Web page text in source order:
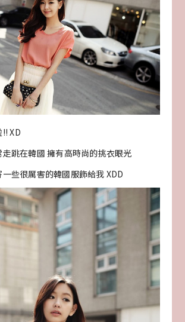
XD
跳在韓國 擁有高時尚的挑衣眼光
些很厲害的韓國服飾給我 XDD